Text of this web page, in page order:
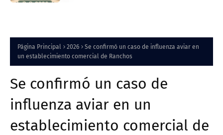
Página Principal 2026
Se confirmó un caso de influenza aviar en
un establecimiento comercial de Ranchos
Se confirmó un caso de
influenza aviar en un
establecimiento comercial de